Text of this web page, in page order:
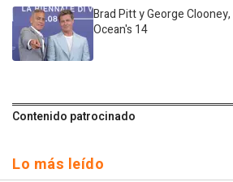
Brad Pitt y George
Ocean's 14
Contenido patrocinado
Lo más leído